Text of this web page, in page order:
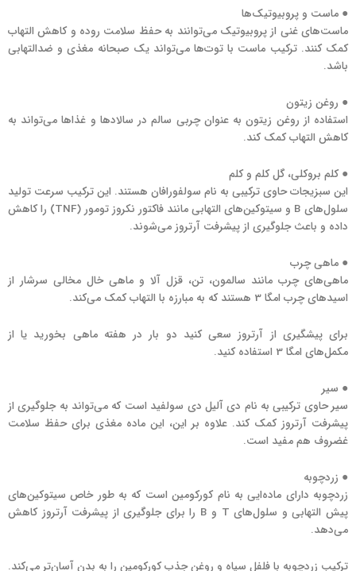
● ماست و پروبیوتیک‌ها
ماست‌های غنی از پروبیوتیک می‌توانند به حفظ سلامت روده و کاهش التهاب
کمک کنند. ترکیب ماست با توت‌ها می‌تواند یک صبحانه مغذی و ضدالتهابی
باشد.
● روغن زیتون
استفاده از روغن زیتون به عنوان چربی سالم در سالادها و غذاها می‌تواند به
کاهش التهاب کمک کند.
● کلم بروکلی، گل کلم و کلم
این سبزیجات حاوی ترکیبی به نام سولفورافان هستند. این ترکیب سرعت تولید
سلول‌های B و سیتوکین‌های التهابی مانند فاکتور نکروز تومور (TNF) را کاهش
داده و باعث جلوگیری از پیشرفت آرتروز می‌شوند.
● ماهی چرب
ماهی‌های چرب مانند سالمون، تن، قزل آلا و ماهی خال مخالی سرشار از
اسیدهای چرب امگا 3 هستند که به مبارزه با التهاب کمک می‌کند.
برای پیشگیری از آرتروز سعی کنید دو بار در هفته ماهی بخورید یا از
مکمل‌های امگا 3 استفاده کنید.
● سیر
سیر حاوی ترکیبی به نام دی آلیل دی سولفید است که می‌تواند به جلوگیری از
پیشرفت آرتروز کمک کند. علاوه بر این، این ماده مغذی برای حفظ سلامت
غضروف هم مفید است.
● زردچوبه
زردچوبه دارای ماده‌ایی به نام کورکومین است که به طور خاص سیتوکین‌های
پیش التهابی و سلول‌های T و B را برای جلوگیری از پیشرفت آرتروز کاهش
می‌دهد.
ترکیب زردچوبه با فلفل سیاه و روغن جذب کورکومین را به بدن آسان‌تر می‌کند.